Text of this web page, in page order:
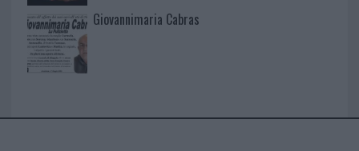
Giovannimaria Cabras